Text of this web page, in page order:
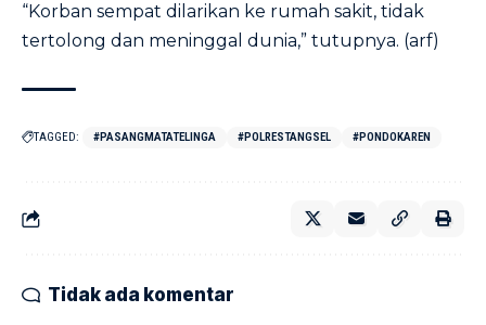
“Korban sempat dilarikan ke rumah sakit, tidak
tertolong dan meninggal dunia,” tutupnya. (arf)
TAGGED: #PASANGMATATELINGA #POLRESTANGSEL #PONDOKAREN
Tidak ada komentar